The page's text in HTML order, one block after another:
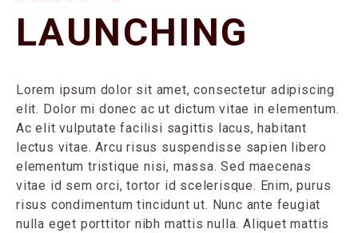
LAUNCHING
Lorem ipsum dolor sit amet, consectetur adipiscing
elit. Dolor mi donec ac ut dictum vitae in elementum.
Ac elit vulputate facilisi sagittis lacus, habitant
lectus vitae. Arcu risus suspendisse sapien libero
elementum tristique nisi, massa. Sed maecenas
vitae id sem orci, tortor id scelerisque. Enim, purus
risus condimentum tincidunt ut. Nunc ante feugiat
nulla eget porttitor nibh mattis nulla. Aliquet mattis